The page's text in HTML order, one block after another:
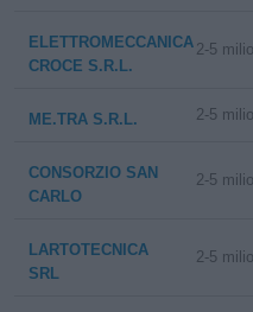
ELETTROMECCANICA
CROCE S.R.L.
2-5
ME.TRA S.R.L. 2-5
CONSORZIO SAN
CARLO
2-5
LARTOTECNICA
SRL
2-5